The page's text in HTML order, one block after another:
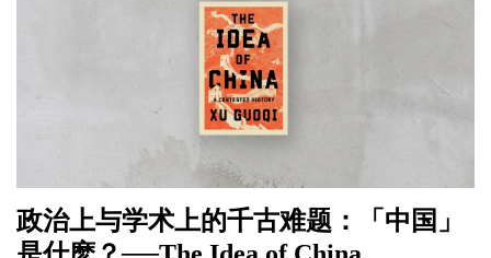
政治上与学术上的千古难题：「中国」